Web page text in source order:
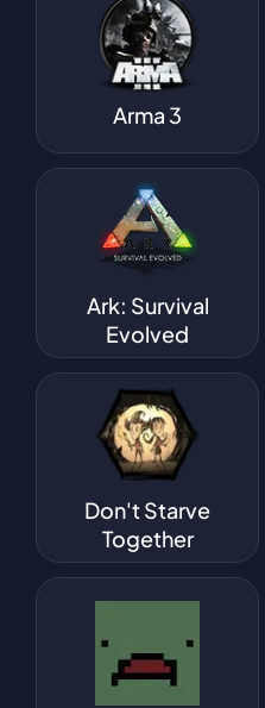
Arma 3
Ark: Survival
Evolved
Don't Starve
Together